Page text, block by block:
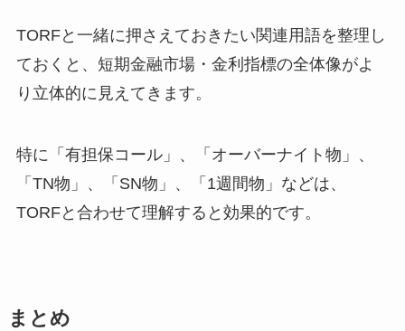
TORFと一緒に押さえておきたい関連用語を整理し
ておくと、短期金融市場・金利指標の全体像がよ
り立体的に見えてきます。
特に「有担保コール」、「オーバーナイト物」、
「TN物」、「SN物」、「1週間物」などは、
TORFと合わせて理解すると効果的です。
まとめ